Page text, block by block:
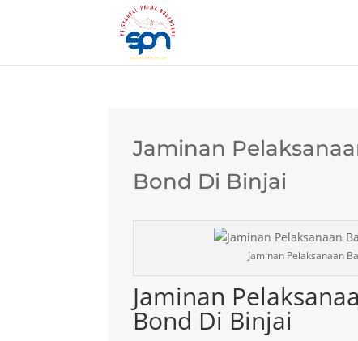
Jaminan
Bond Di Binjai
Jaminan Pelaksanaan
Jaminan
Bond Di Binjai